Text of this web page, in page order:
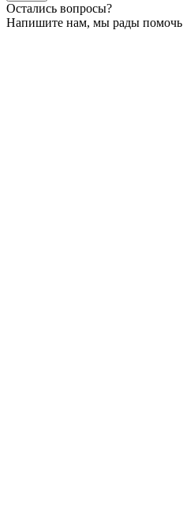
Остались вопросы?
Напишите нам, мы рады помочь